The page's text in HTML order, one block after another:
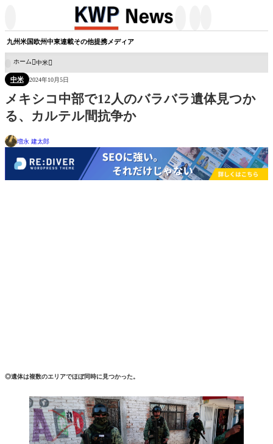
九州米国欧州中東連載その他提携メディア
ホーム 中米
中米 2024年10月5日
メキシコ中部で12人のバラバラ遺体見つか
る、カルテル間抗争か
増永 建太郎
◎遺体は複数のエリアでほぼ同時に見つかった。